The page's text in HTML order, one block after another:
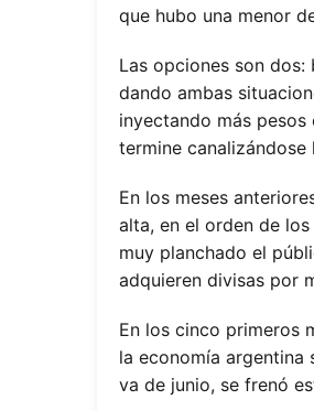
que hubo una menor
Las opciones son
dando ambas
inyectando más
termine canalizándose
En los meses
alta, en el orden de
muy planchado el
adquieren divisas por
En los cinco primeros
la economía argentina
va de junio, se frenó